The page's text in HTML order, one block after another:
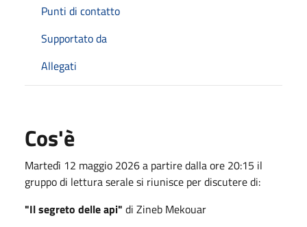
Punti di contatto
Supportato da
Allegati
Cos'è
Martedì 12 maggio 2026 a partire dalla ore 20:15 il
gruppo di lettura serale si riunisce per discutere di:
"Il segreto delle api" di Zineb Mekouar